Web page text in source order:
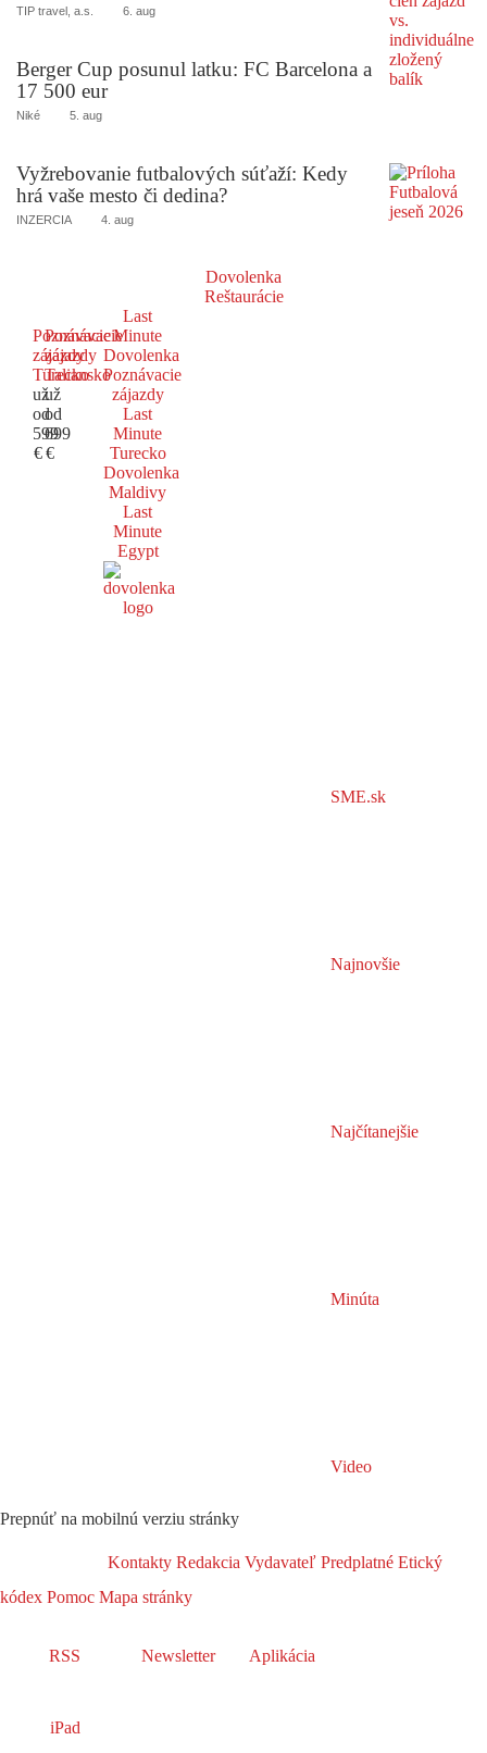
TIP travel, a.s. 6. aug
Berger Cup posunul latku: FC Barcelona a
17 500 eur
Niké 5. aug
Vyžrebovanie futbalových súťaží: Kedy
hrá vaše mesto či dedina?
INZERCIA 4. aug
Dovolenka
Reštaurácie
Poznávacie
zájazdy
Turecko
už
od
599
€
Poznávacie
zájazdy
Taliansko
už
od
699
€
Last
Minute
Dovolenka
Poznávacie
zájazdy
Last
Minute
Turecko
Dovolenka
Maldivy
Last
Minute
Egypt
SME.sk
Najnovšie
Najčítanejšie
Minúta
Video
Prepnúť na mobilnú verziu stránky
Kontakty Redakcia Vydavateľ Predplatné Etický
kódex Pomoc Mapa stránky
RSS Newsletter Aplikácia
iPad